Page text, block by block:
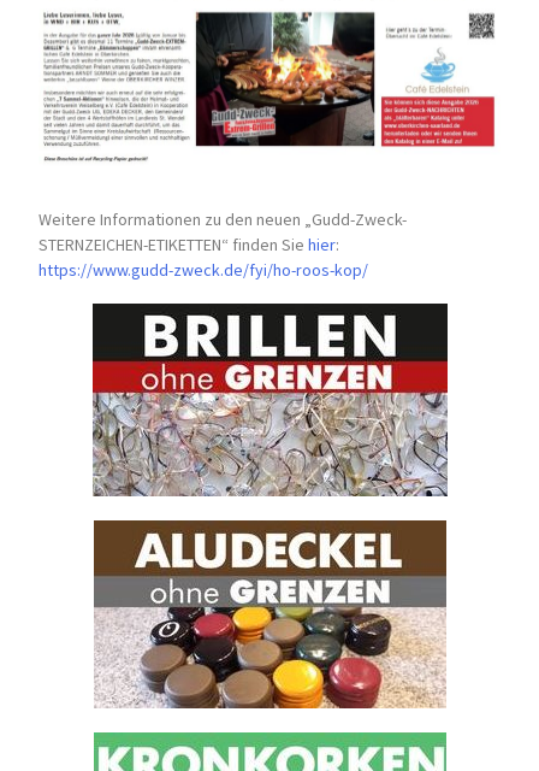
Weitere Informationen zu den neuen „Gudd-Zweck-
STERNZEICHEN-ETIKETTEN“ finden Siehier:
https://www.gudd-zweck.de/fyi/ho-roos-kop/